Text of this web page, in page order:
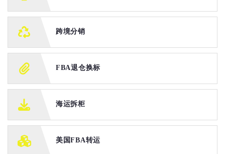
跨境分销
FBA退仓换标
海运拆柜
美国FBA转运